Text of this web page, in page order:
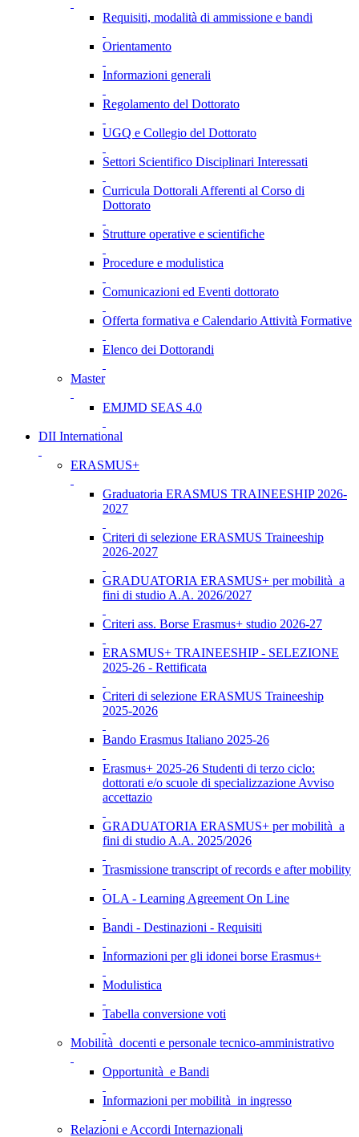
Requisiti, modalità di ammissione e bandi
Orientamento
Informazioni generali
Regolamento del Dottorato
UGQ e Collegio del Dottorato
Settori Scientifico Disciplinari Interessati
Curricula Dottorali Afferenti al Corso di
Dottorato
Strutture operative e scientifiche
Procedure e modulistica
Comunicazioni ed Eventi dottorato
Offerta formativa e Calendario Attività Formative
Elenco dei Dottorandi
Master
EMJMD SEAS 4.0
DII International
ERASMUS+
Graduatoria ERASMUS TRAINEESHIP 2026-
2027
Criteri di selezione ERASMUS Traineeship
2026-2027
GRADUATORIA ERASMUS+ per mobilità a
fini di studio A.A. 2026/2027
Criteri ass. Borse Erasmus+ studio 2026-27
ERASMUS+ TRAINEESHIP - SELEZIONE
2025-26 - Rettificata
Criteri di selezione ERASMUS Traineeship
2025-2026
Bando Erasmus Italiano 2025-26
Erasmus+ 2025-26 Studenti di terzo ciclo:
dottorati e/o scuole di specializzazione Avviso
accettazio
GRADUATORIA ERASMUS+ per mobilità a
fini di studio A.A. 2025/2026
Trasmissione transcript of records e after mobility
OLA - Learning Agreement On Line
Bandi - Destinazioni - Requisiti
Informazioni per gli idonei borse Erasmus+
Modulistica
Tabella conversione voti
Mobilità docenti e personale tecnico-amministrativo
Opportunità e Bandi
Informazioni per mobilità in ingresso
Relazioni e Accordi Internazionali